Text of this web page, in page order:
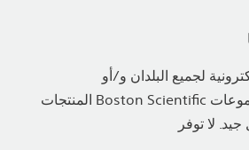
المنتجات Boston Scientific قد لا تظهر بعض من مجموعات
لا توفر